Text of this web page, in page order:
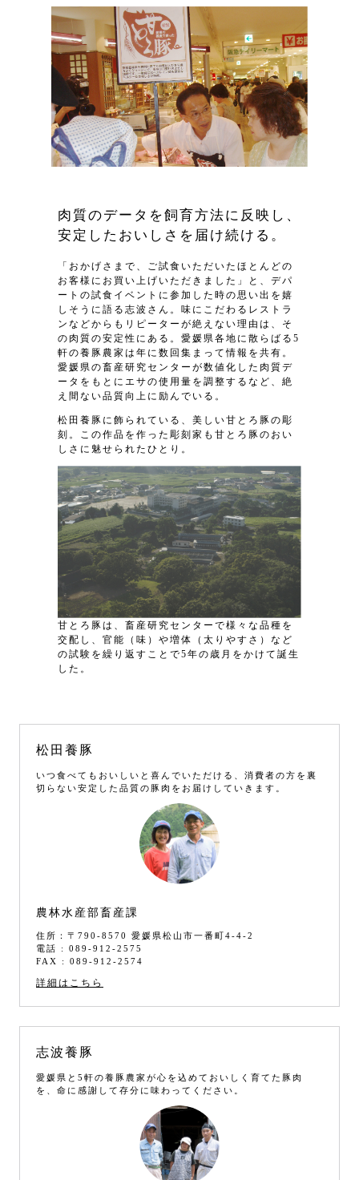
肉質のデータを飼育方法に反映し、
安定したおいしさを届け続ける。
「おかげさまで、ご試食いただいたほとんどの
お客様にお買い上げいただきました」と、デパ
ートの試食イベントに参加した時の思い出を嬉
しそうに語る志波さん。味にこだわるレストラ
ンなどからもリピーターが絶えない理由は、そ
の肉質の安定性にある。愛媛県各地に散らばる5
軒の養豚農家は年に数回集まって情報を共有。
愛媛県の畜産研究センターが数値化した肉質デ
ータをもとにエサの使用量を調整するなど、絶
え間ない品質向上に励んでいる。
松田養豚に飾られている、美しい甘とろ豚の彫
刻。この作品を作った彫刻家も甘とろ豚のおい
しさに魅せられたひとり。
甘とろ豚は、畜産研究センターで様々な品種を
交配し、官能（味）や増体（太りやすさ）など
の試験を繰り返すことで5年の歳月をかけて誕生
した。
松田養豚
いつ食べてもおいしいと喜んでいただける、消費者の方を裏
切らない安定した品質の豚肉をお届けしていきます。
農林水産部畜産課
住所：〒790-8570 愛媛県松山市一番町4-4-2
電話 : 089-912-2575
FAX : 089-912-2574
詳細はこちら
志波養豚
愛媛県と5軒の養豚農家が心を込めておいしく育てた豚肉
を、命に感謝して存分に味わってください。